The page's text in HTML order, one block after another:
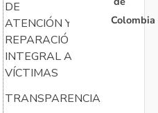
DE
ATENCIÓN Y
REPARACIÓN
INTEGRAL A
VÍCTIMAS
TRANSPARENCIA
Colombia